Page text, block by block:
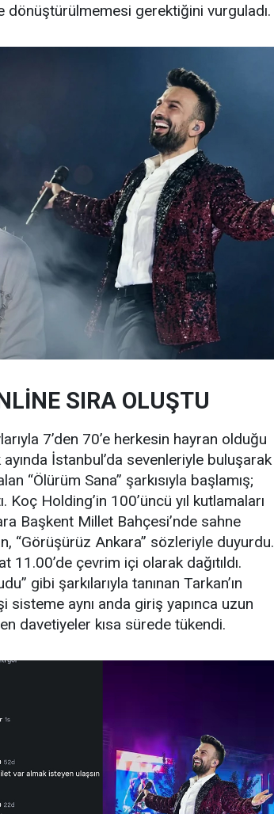
gerektiğini vurguladı.
SIRA OLUŞTU
7’den 70’e herkesin hayran olduğu
İstanbul’da sevenleriyle buluşarak
“Ölürüm Sana” şarkısıyla başlamış;
Holding’in 100’üncü yıl kutlamaları
Başkent Millet Bahçesi’nde sahne
“Görüşürüz Ankara” sözleriyle duyurdu.
çevrim içi olarak dağıtıldı.
gibi şarkılarıyla tanınan Tarkan’ın
aynı anda giriş yapınca uzun
davetiyeler kısa sürede tükendi.